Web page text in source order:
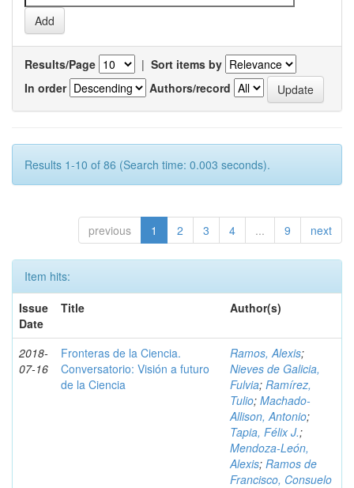
Results/Page | Sort items by
In order
Authors/record
Results 1-10 of 86 (Search time: 0.003 seconds).
previous 1 2 3 4 ... 9 next
Item hits:
Issue
Date
Title Author(s)
2018-
07-16
Fronteras de la Ciencia.
Conversatorio: Visión a futuro
de la Ciencia
Ramos, Alexis;
Nieves de Galicia,
Fulvia; Ramírez,
Tulio; Machado-
Allison, Antonio;
Tapia, Félix J.;
Mendoza-León,
Alexis; Ramos de
Francisco, Consuelo